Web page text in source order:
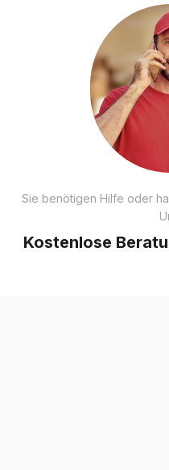
Sie benötigen Hilfe oder
Kostenlose